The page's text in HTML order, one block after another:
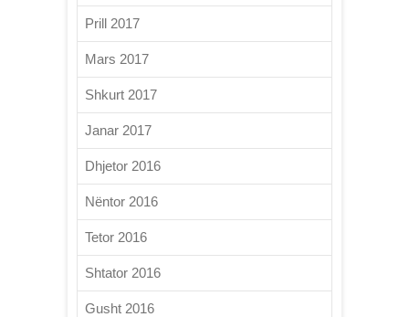
Prill 2017
Mars 2017
Shkurt 2017
Janar 2017
Dhjetor 2016
Nëntor 2016
Tetor 2016
Shtator 2016
Gusht 2016